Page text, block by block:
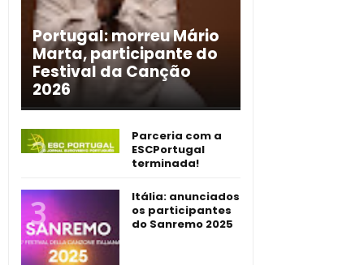
Portugal: morreu Mário
Marta, participante do
Festival da Canção
2026
Parceria com a
ESCPortugal
terminada!
Itália: anunciados
os participantes
do Sanremo 2025